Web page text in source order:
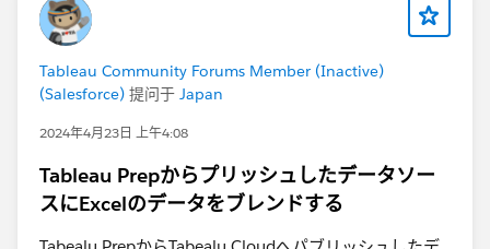
Tableau Community Forums Member (Inactive)
(Salesforce) 提问于 Japan
2024年4月23日 上午4:08
Tableau Prepからプリッシュしたデータソー
スにExcelのデータをブレンドする